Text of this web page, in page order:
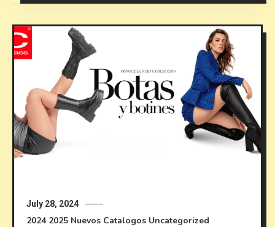
July 28, 2024
2024 2025 Nuevos Catalogos Uncategorized